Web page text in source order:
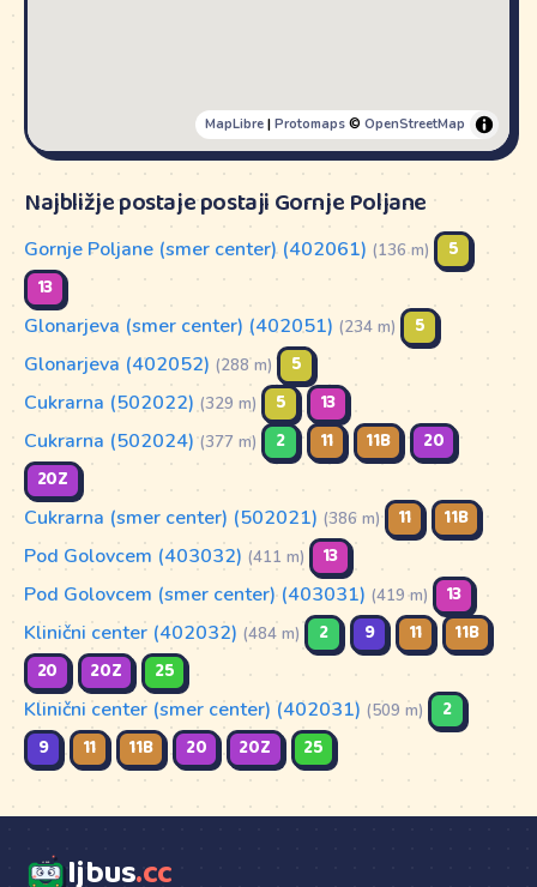
MapLibre| Protomaps© OpenStreetMap
Najbližje postaje postaji Gornje Poljane
Gornje Poljane (smer center) (402061) (136 m)
5
13
Glonarjeva (smer center) (402051) (234 m) 5
Glonarjeva (402052) (288 m) 5
Cukrarna (502022) (329 m) 5 13
Cukrarna (502024) (377 m) 2 11 11B
20
20Z
Cukrarna (smer center) (502021) (386 m) 11 11B
Pod Golovcem (403032) (411 m) 13
Pod Golovcem (smer center) (403031) (419 m) 13
Klinični center (402032) (484 m) 2 9 11
11B
20
20Z 25
Klinični center (smer center) (402031) (509 m)
2
9
11 11B 20 20Z 25
ljbus.cc